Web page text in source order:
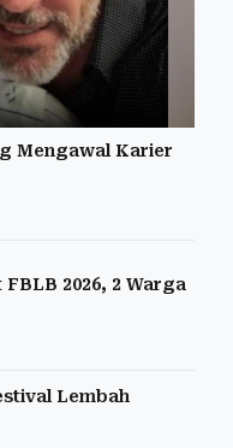
Mengawal Karier
2026, 2 Warga
Lembah